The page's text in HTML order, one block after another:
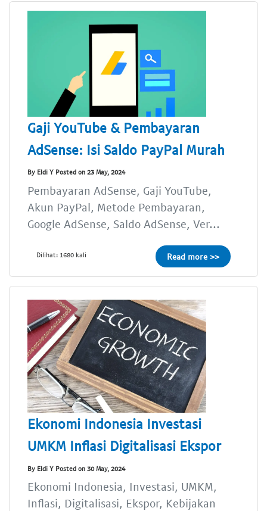
Gaji YouTube & Pembayaran
AdSense: Isi Saldo PayPal Murah
By Eldi Y Posted on 23 May, 2024
Pembayaran AdSense, Gaji YouTube,
Akun PayPal, Metode Pembayaran,
Google AdSense, Saldo AdSense, Ver...
Dilihat: 1680 kali Read more >>
Ekonomi Indonesia Investasi
UMKM Inflasi Digitalisasi Ekspor
By Eldi Y Posted on 30 May, 2024
Ekonomi Indonesia, Investasi, UMKM,
Inflasi, Digitalisasi, Ekspor, Kebijakan